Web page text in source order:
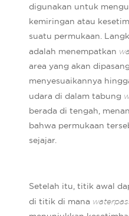
digunakan untuk
kemiringan atau
suatu permukaan.
adalah menempatkan
area yang akan
menyesuaikannya
udara di dalam tabung
berada di tengah,
bahwa permukaan
sejajar.
Setelah itu, titik awal
di titik di mana